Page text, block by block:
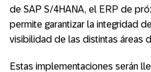
de SAP S/4HANA, el ERP de
permite garantizar la integridad
visibilidad de las distintas áreas
Estas implementaciones serán